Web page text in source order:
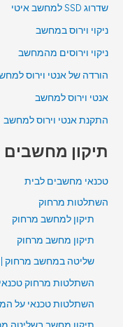
שדרוג SSD למחשב איטי
ניקוי וירוס במחשב
ניקוי וירוסים מהמחשב
הורדה של אנטי וירוס
אנטי וירוס למחשב
התקנת אנטי וירוס למחשב
תיקון מחשבים
טכנאי מחשבים לבית
השתלטות מרחוק
תיקון למחשב מרחוק
תיקון מחשב מרחוק
שליטה במחשב מרחוק |
השתלטות מרחוק
השתלטות טכנאי על